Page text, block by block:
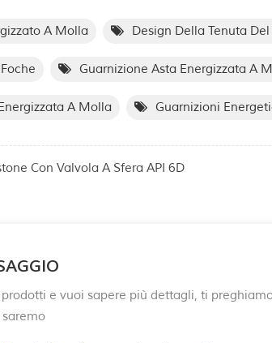
A Molla Design Della Tenuta
Guarnizione Asta Energizzata A
A Molla Guarnizioni
Con Valvola A Sfera API 6D
e vuoi sapere più dettagli, ti